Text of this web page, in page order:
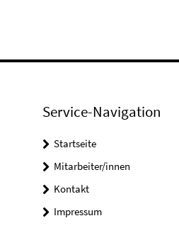
Service-Navigation
Startseite
Mitarbeiter/innen
Kontakt
Impressum